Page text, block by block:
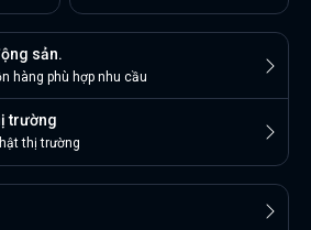
sản.
hàng phù hợp nhu cầu
trường
thị trường